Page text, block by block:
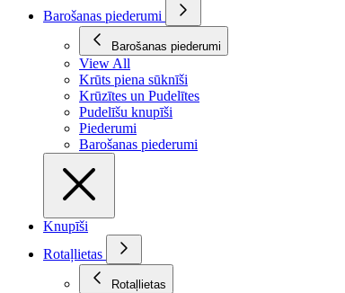
Barošanas piederumi
Barošanas piederumi
View All
Krūts piena sūknīši
Krūzītes un Pudelītes
Pudelīšu knupīši
Piederumi
Barošanas piederumi
Knupīši
Rotaļlietas
Rotaļlietas